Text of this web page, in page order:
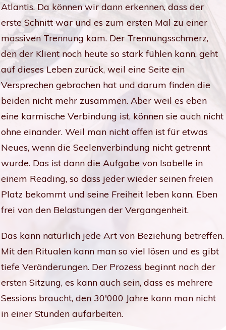
Atlantis. Da können wir dann erkennen, dass der
erste Schnitt war und es zum ersten Mal zu einer
massiven Trennung kam. Der Trennungsschmerz,
den der Klient noch heute so stark fühlen kann, geht
auf dieses Leben zurück, weil eine Seite ein
Versprechen gebrochen hat und darum finden die
beiden nicht mehr zusammen. Aber weil es eben
eine karmische Verbindung ist, können sie auch nicht
ohne einander. Weil man nicht offen ist für etwas
Neues, wenn die Seelenverbindung nicht getrennt
wurde. Das ist dann die Aufgabe von Isabelle in
einem Reading, so dass jeder wieder seinen freien
Platz bekommt und seine Freiheit leben kann. Eben
frei von den Belastungen der Vergangenheit.
Das kann natürlich jede Art von Beziehung betreffen.
Mit den Ritualen kann man so viel lösen und es gibt
tiefe Veränderungen. Der Prozess beginnt nach der
ersten Sitzung, es kann auch sein, dass es mehrere
Sessions braucht, den 30'000 Jahre kann man nicht
in einer Stunden aufarbeiten.